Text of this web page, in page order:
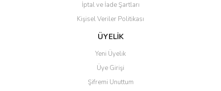
İptal ve İade Şartları
Kişisel Veriler Politikası
ÜYELİK
Yeni Üyelik
Üye Girişi
Şifremi Unuttum